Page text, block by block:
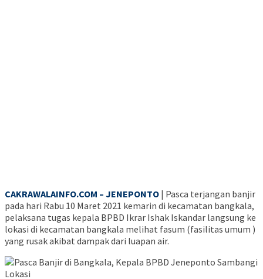
CAKRAWALAINFO.COM – JENEPONTO | Pasca terjangan banjir
pada hari Rabu 10 Maret 2021 kemarin di kecamatan bangkala,
pelaksana tugas kepala BPBD Ikrar Ishak Iskandar langsung ke
lokasi di kecamatan bangkala melihat fasum (fasilitas umum )
yang rusak akibat dampak dari luapan air.